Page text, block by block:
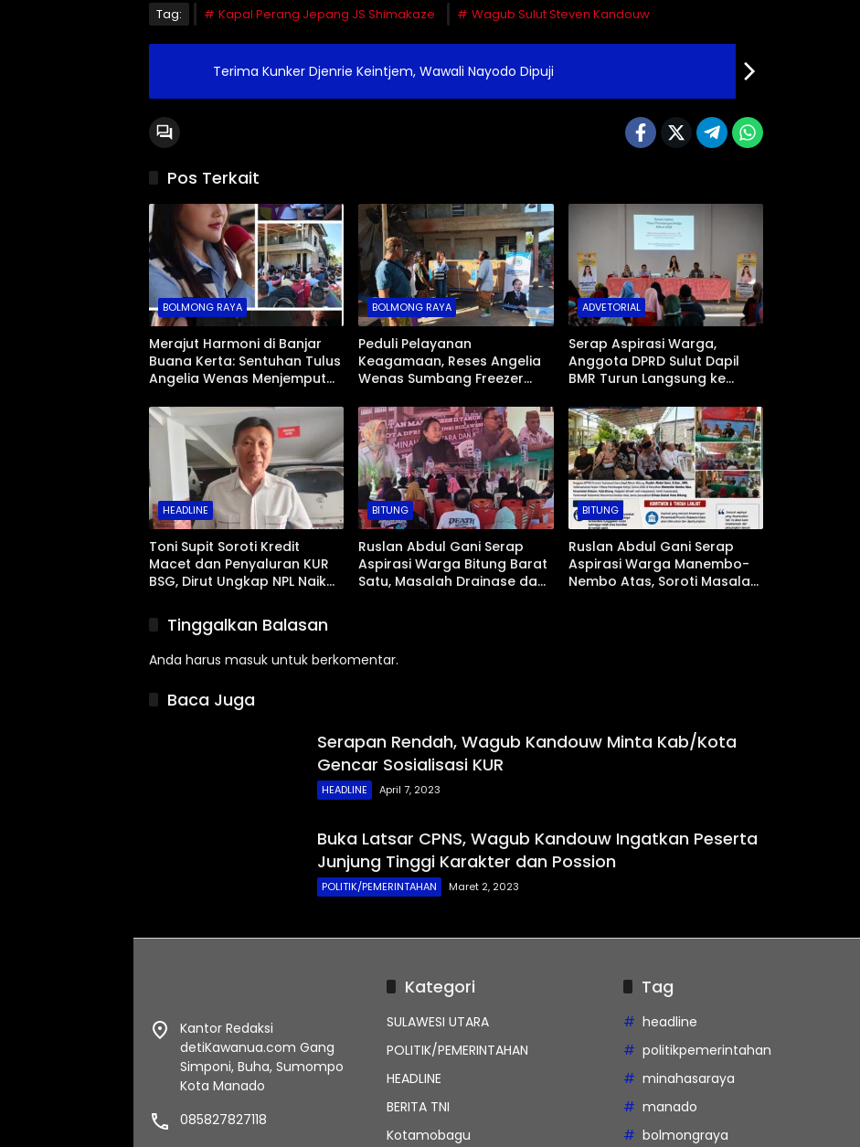
Tag: Kapal Perang Jepang JS Shimakaze Wagub Sulut Steven Kandouw
Terima Kunker Djenrie Keintjem, Wawali Nayodo Dipuji
Pos Terkait
BOLMONG RAYA
Merajut Harmoni di Banjar
Buana Kerta: Sentuhan Tulus
Angelia Wenas Menjemput
BOLMONG RAYA
Peduli Pelayanan
Keagamaan, Reses Angelia
Wenas Sumbang Freezer
Mopugad Bolmong
ADVETORIAL
Serap Aspirasi Warga,
Anggota DPRD Sulut Dapil
BMR Turun Langsung ke
HEADLINE
Toni Supit Soroti Kredit
Macet dan Penyaluran KUR
BSG, Dirut Ungkap NPL Naik
BITUNG
Ruslan Abdul Gani Serap
Aspirasi Warga Bitung Barat
Satu, Masalah Drainase dan
BITUNG
Ruslan Abdul Gani Serap
Aspirasi Warga Manembo-
Nembo Atas, Soroti Masalah
Tinggalkan Balasan
Anda harus masuk untuk berkomentar.
Baca Juga
Serapan Rendah, Wagub Kandouw Minta Kab/Kota
Gencar Sosialisasi KUR
HEADLINE April 7, 2023
Buka Latsar CPNS, Wagub Kandouw Ingatkan Peserta
Junjung Tinggi Karakter dan Possion
POLITIK/PEMERINTAHAN Maret 2, 2023
Kantor Redaksi
detiKawanua.com Gang
Simponi, Buha, Sumompo
Kota Manado
085827827118
Kategori
SULAWESI UTARA
POLITIK/PEMERINTAHAN
HEADLINE
BERITA TNI
Kotamobagu
Tag
headline
politikpemerintahan
minahasaraya
manado
bolmongraya